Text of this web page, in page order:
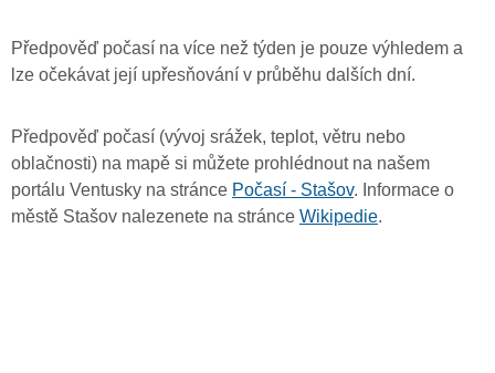
Předpověď počasí na více než týden je pouze výhledem a
lze očekávat její upřesňování v průběhu dalších dní.
Předpověď počasí (vývoj srážek, teplot, větru nebo
oblačnosti) na mapě si můžete prohlédnout na našem
portálu Ventusky na stránce Počasí - Stašov. Informace o
městě Stašov nalezenete na stránce Wikipedie.